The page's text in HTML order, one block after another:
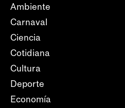
Ambiente
Carnaval
Ciencia
Cotidiana
Cultura
Deporte
Economía